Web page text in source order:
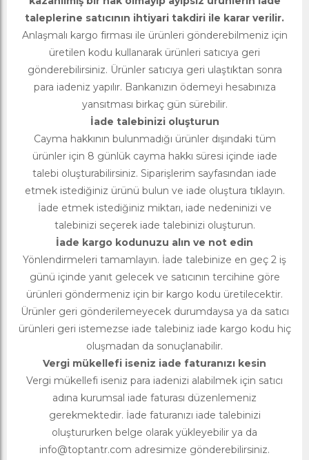
taleplerine satıcının ihtiyari takdiri ile karar verilir.
Anlaşmalı kargo firması ile ürünleri gönderebilmeniz için
üretilen kodu kullanarak ürünleri satıcıya geri
gönderebilirsiniz. Ürünler satıcıya geri ulaştıktan sonra
para iadeniz yapılır. Bankanızın ödemeyi hesabınıza
yansıtması birkaç gün sürebilir.
İade talebinizi oluşturun
Cayma hakkının bulunmadığı ürünler dışındaki tüm
ürünler için 8 günlük cayma hakkı süresi içinde iade
talebi oluşturabilirsiniz. Siparişlerim sayfasından iade
etmek istediğiniz ürünü bulun ve iade oluştura tıklayın.
İade etmek istediğiniz miktarı, iade nedeninizi ve
talebinizi seçerek iade talebinizi oluşturun.
İade kargo kodunuzu alın ve not edin
Yönlendirmeleri tamamlayın. İade talebinize en geç 2 iş
günü içinde yanıt gelecek ve satıcının tercihine göre
ürünleri göndermeniz için bir kargo kodu üretilecektir.
Ürünler geri gönderilemeyecek durumdaysa ya da satıcı
ürünleri geri istemezse iade talebiniz iade kargo kodu hiç
oluşmadan da sonuçlanabilir.
Vergi mükellefi iseniz iade faturanızı kesin
Vergi mükellefi iseniz para iadenizi alabilmek için satıcı
adına kurumsal iade faturası düzenlemeniz
gerekmektedir. İade faturanızı iade talebinizi
oluştururken belge olarak yükleyebilir ya da
info@toptantr.com adresimize gönderebilirsiniz.